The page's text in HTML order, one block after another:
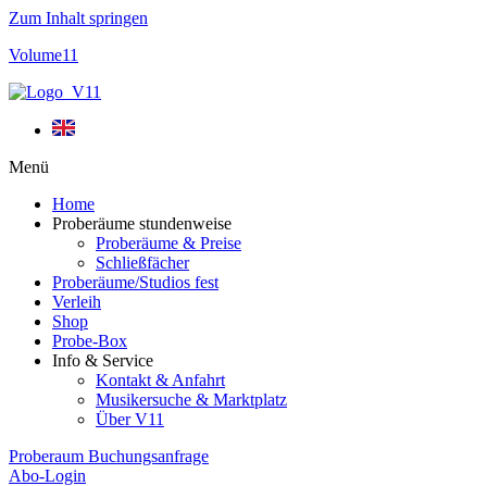
Zum Inhalt springen
Volume11
Menü
Home
Proberäume stundenweise
Proberäume & Preise
Schließfächer
Proberäume/Studios fest
Verleih
Shop
Probe-Box
Info & Service
Kontakt & Anfahrt
Musikersuche & Marktplatz
Über V11
Proberaum Buchungsanfrage
Abo-Login